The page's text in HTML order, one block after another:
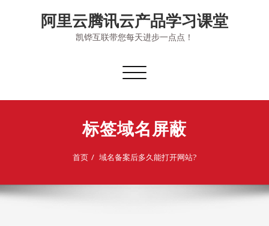
阿里云腾讯云产品学习课堂
凯铧互联带您每天进步一点点！
切
导
标签域名屏蔽
首页 域名备案后多久能打开网站?